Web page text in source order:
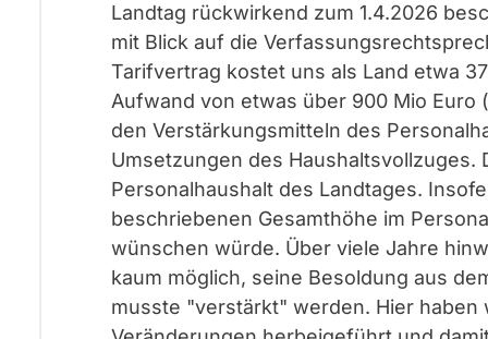
Landtag rückwirkend zum 1.4.2026
mit Blick auf die
Tarifvertrag kostet uns als Land etwa
Aufwand von etwas über 900 Mio Euro
den Verstärkungsmitteln des
Umsetzungen des
Personalhaushalt des Landtages.
beschriebenen Gesamthöhe im
wünschen würde. Über viele Jahre
kaum möglich, seine Besoldung aus
musste "verstärkt" werden. Hier